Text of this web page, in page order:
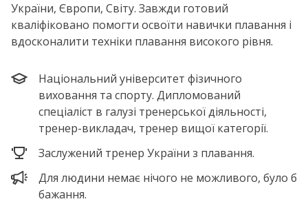
України, Європи, Світу. Завжди готовий
кваліфіковано помогти освоїти навички плавання і
вдосконалити техніки плавання високого рівня.
Національний університет фізичного
виховання та спорту. Дипломований
спеціаліст в галузі тренерської діяльності,
тренер-викладач, тренер вищої категорії.
Заслужений тренер України з плавання.
Для людини немає нічого не можливого, було б
бажання.